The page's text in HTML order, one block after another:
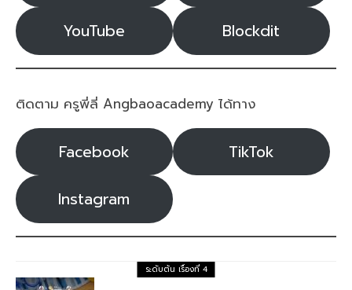
YouTube Blockdit
ติดตาม ครูพี่ลี่ Angbaoacademy ได้ทาง
Facebook TikTok
Instagram
ระดับต้น เรื่องที่ 4